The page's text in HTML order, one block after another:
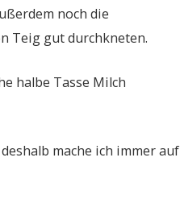
noch die
Teig gut durchkneten.
halbe Tasse Milch
mache ich immer auf